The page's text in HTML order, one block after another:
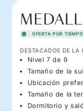
OFERTA POR
DESTACADOS DE LA
Nivel 7 de 9
Tamaño de la
Ubicación
Tamaño de la
Dormitorio y